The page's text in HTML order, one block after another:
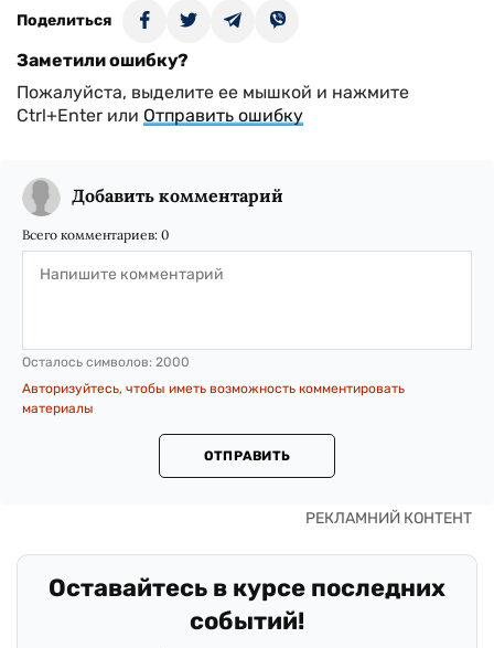
Поделиться
Заметили ошибку?
Пожалуйста, выделите ее мышкой и нажмите
Ctrl+Enter или Отправить ошибку
Добавить комментарий
Всего комментариев: 0
Осталось символов: 2000
Авторизуйтесь, чтобы иметь возможность комментировать
материалы
ОТПРАВИТЬ
Оставайтесь в курсе последних
событий!